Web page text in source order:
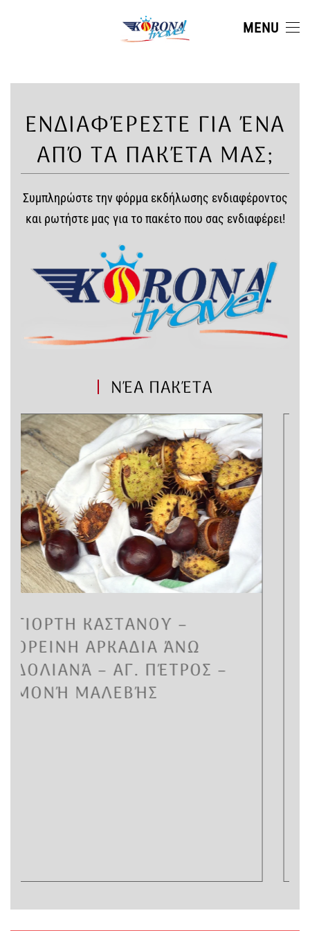
Skip to main content
MENU
ΕΝΔΙΑΦΈΡΕΣΤΕ ΓΙΑ ΈΝΑ
ΑΠΌ ΤΑ ΠΑΚΈΤΑ ΜΑΣ;
Συμπληρώστε την φόρμα εκδήλωσης ενδιαφέροντος
και ρωτήστε μας για το πακέτο που σας ενδιαφέρει!
ΝΈΑ ΠΑΚΈΤΑ
–
ΜΟΝΗ ΔΑΔΙΟΥ –
ΑΓΟΡΙΑΝΗ – ΑΡΑΧΩΒΑ
8/11